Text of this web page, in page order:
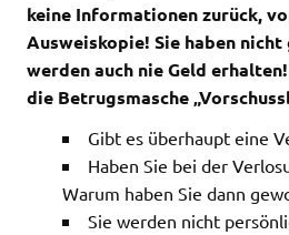
keine Informationen zurück,
Ausweiskopie! Sie haben nicht
werden auch nie Geld
die Betrugsmasche
Gibt es überhaupt eine
Haben Sie bei der
Warum haben Sie dann
Sie werden nicht